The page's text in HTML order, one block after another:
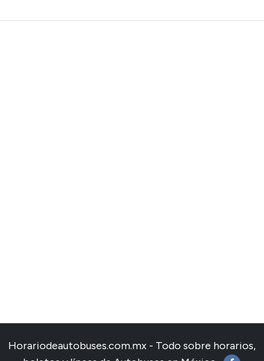
Horariodeautobuses.com.mx - Todo sobre horarios,